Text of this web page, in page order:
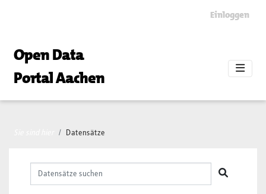
Einloggen
Open Data
Portal Aachen
Datensätze